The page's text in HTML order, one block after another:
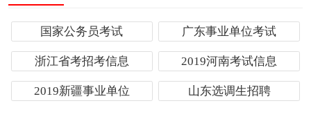
国家公务员考试 广东事业单位考试
浙江省考招考信息 2019河南考试信息
2019新疆事业单位 山东选调生招聘